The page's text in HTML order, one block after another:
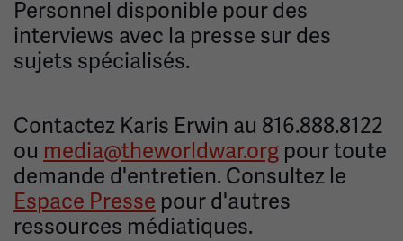
Personnel disponible pour des
interviews avec la presse sur des
sujets spécialisés.
Contactez Karis Erwin au 816.888.8122
ou media@theworldwar.org pour toute
demande d'entretien. Consultez le
Espace Presse pour d'autres
ressources médiatiques.